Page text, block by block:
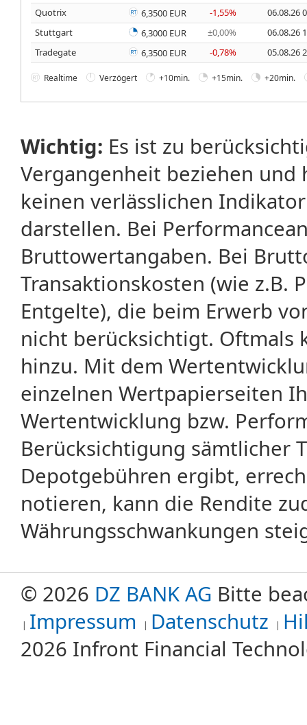
Quotrix
6,3500 EUR -1,55%
06.08.26
Stuttgart
6,3000 EUR ±0,00%
06.08.26
Tradegate
6,3500 EUR -0,78% 05.08.26
Realtime Verzögert +10min. +15min. +20min.
Wichtig: Es ist zu
Vergangenheit beziehen
keinen verlässlichen
darstellen. Bei
Bruttowertangaben. Bei
Transaktionskosten (wie z.B.
Entgelte), die beim Erwerb
nicht berücksichtigt. Oftmals
hinzu. Mit dem
einzelnen Wertpapierseiten
Wertentwicklung bzw.
Berücksichtigung sämtlicher
Depotgebühren ergibt,
notieren, kann die Rendite
Währungsschwankungen
© 2026 DZ BANK AG Bitte
Impressum
Datenschutz
2026 Infront Financial